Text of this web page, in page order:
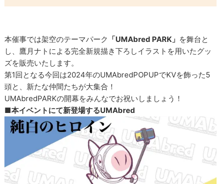
本催事では架空のテーマパーク 「UMAbred PARK」 を舞台と
し、鷹月ナトによる完全新規描き下ろしイラストを用いたグッ
ズを販売いたします。
第1回となる今回は2024年のUMAbredPOPUPでKVを飾った5
頭と、新たな仲間たちが大集合！
UMAbredPARKの開幕をみんなでお祝いしましょう！
■本イベントにて新登場するUMAbred